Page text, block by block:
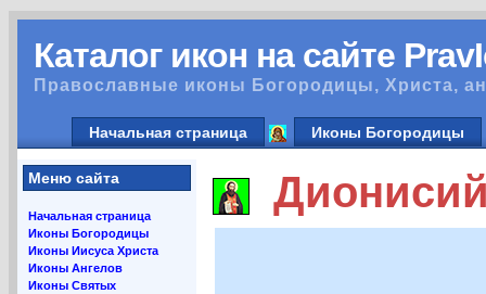
Каталог икон на сайте
Православные иконы Богородицы, Христа,
Начальная страница Иконы Богородицы
Меню сайта
Начальная страница
Иконы Богородицы
Иконы Иисуса Христа
Иконы Ангелов
Иконы Святых